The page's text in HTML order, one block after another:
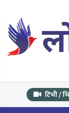
टिभी /